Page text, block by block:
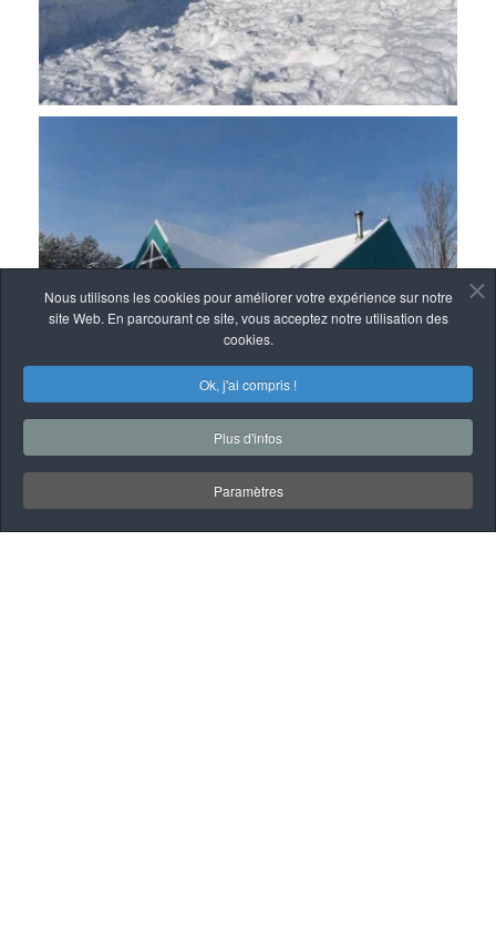
Nous utilisons les cookies pour améliorer votre expérience sur notre
site Web. En parcourant ce site, vous acceptez notre utilisation des
cookies.
Ok, j'ai compris !
Plus d'infos
Paramètres